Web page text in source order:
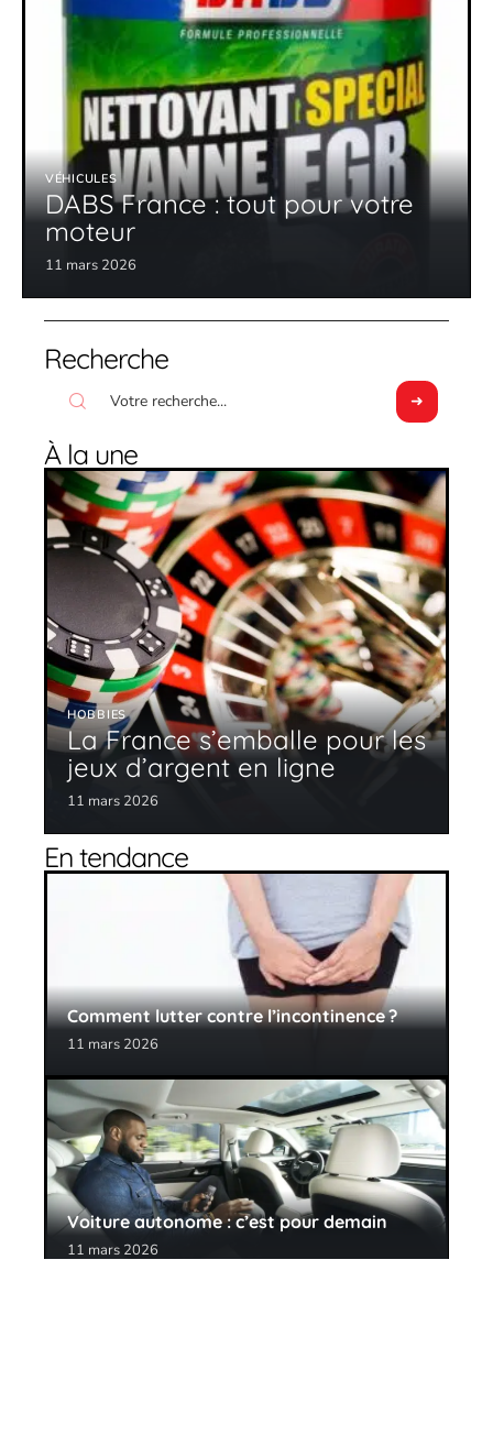
VÉHICULES
DABS France : tout pour votre
moteur
11 mars 2026
Recherche
À la une
HOBBIES
La France s’emballe pour les
jeux d’argent en ligne
11 mars 2026
En tendance
Comment lutter contre l’incontinence ?
11 mars 2026
Voiture autonome : c’est pour demain
11 mars 2026